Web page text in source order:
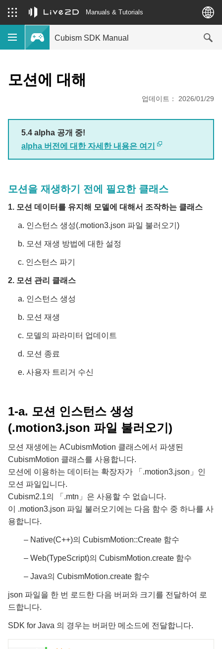
Manuals & Tutorials
Cubism SDK Manual
모션에 대해
업데이트： 2026/01/29
5.4 alpha 공개 중!
alpha 버전에 대한 자세한 내용은 여기
모션을 재생하기 전에 필요한 클래스
1. 모션 데이터를 유지해 모델에 대해서 조작하는 클래스
a. 인스턴스 생성(.motion3.json 파일 불러오기)
b. 모션 재생 방법에 대한 설정
c. 인스턴스 파기
2. 모션 관리 클래스
a. 인스턴스 생성
b. 모션 재생
c. 모델의 파라미터 업데이트
d. 모션 종료
e. 사용자 트리거 수신
1-a. 모션 인스턴스 생성
(.motion3.json 파일 불러오기)
모션 재생에는 ACubismMotion 클래스에서 파생된
CubismMotion 클래스를 사용합니다.
모션에 이용하는 데이터는 확장자가 「.motion3.json」인
모션 파일입니다.
Cubism2.1의 「.mtn」은 사용할 수 없습니다.
이 .motion3.json 파일 불러오기에는 다음 함수 중 하나를 사
용합니다.
– Native(C++)의 CubismMotion::Create 함수
– Web(TypeScript)의 CubismMotion.create 함수
– Java의 CubismMotion.create 함수
json 파일을 한 번 로드한 다음 버퍼와 크기를 전달하여 로
드합니다.
SDK for Java 의 경우는 버퍼만 메소드에 전달합니다.